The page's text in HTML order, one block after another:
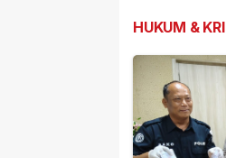
HUKUM &